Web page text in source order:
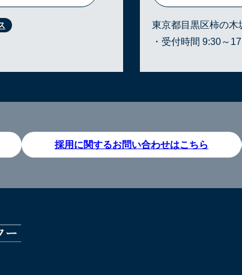
東京都目黒区柿の木
・受付時間 9:30～
採用に関するお問い合わせはこちら